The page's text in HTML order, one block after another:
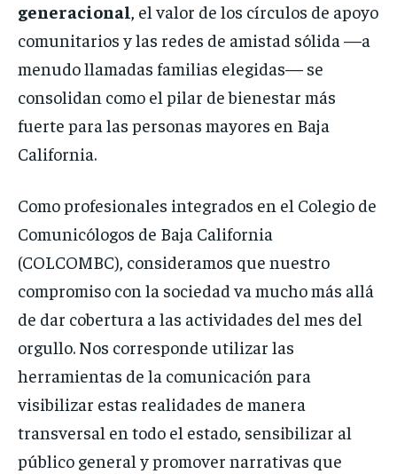
generacional, el valor de los círculos de apoyo
comunitarios y las redes de amistad sólida —a
menudo llamadas familias elegidas— se
consolidan como el pilar de bienestar más
fuerte para las personas mayores en Baja
California.
Como profesionales integrados en el Colegio de
Comunicólogos de Baja California
(COLCOMBC), consideramos que nuestro
compromiso con la sociedad va mucho más allá
de dar cobertura a las actividades del mes del
orgullo. Nos corresponde utilizar las
herramientas de la comunicación para
visibilizar estas realidades de manera
transversal en todo el estado, sensibilizar al
público general y promover narrativas que